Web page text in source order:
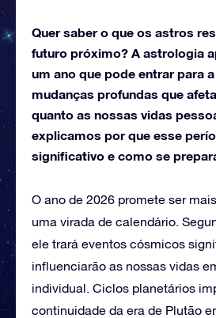
Quer saber o que os astros
futuro próximo? A astrologia
um ano que pode entrar para
mudanças profundas que
quanto as nossas vidas
explicamos por que esse
significativo e como se
O ano de 2026 promete ser
uma virada de calendário.
ele trará eventos cósmicos
influenciarão as nossas vidas
individual. Ciclos planetários
continuidade da era de Plutão